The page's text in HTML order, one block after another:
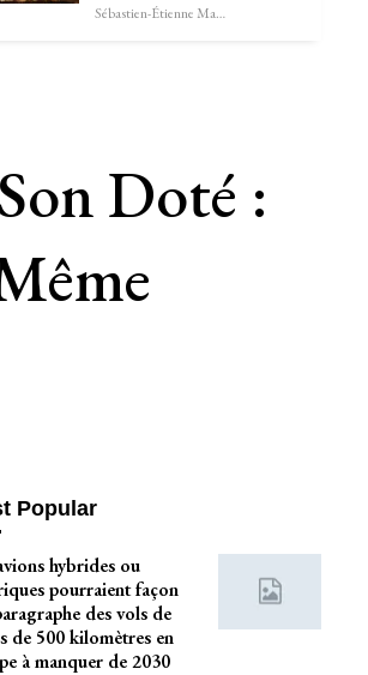
Sébastien-Étienne Marechal
Doté :
Popular
hybrides ou
pourraient façon
des vols de
de 500 kilomètres en
à manquer de 2030